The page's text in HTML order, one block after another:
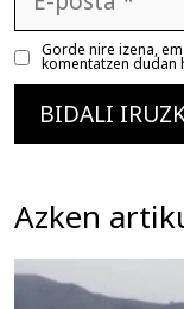
posta
Gorde nire izena,
komentatzen dudan
Azken